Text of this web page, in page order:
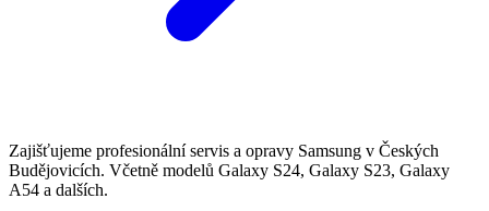
Zajišťujeme profesionální servis a opravy Samsung v Českých
Budějovicích. Včetně modelů Galaxy S24, Galaxy S23, Galaxy
A54 a dalších.